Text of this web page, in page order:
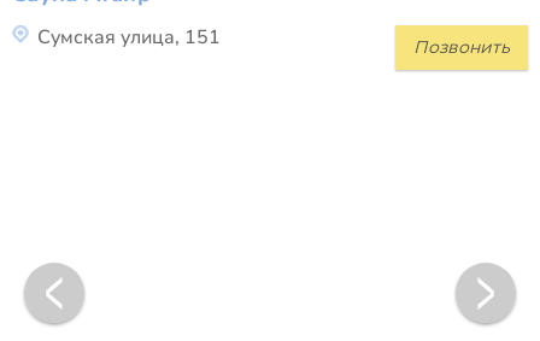
Позвонить
Сумская улица, 151